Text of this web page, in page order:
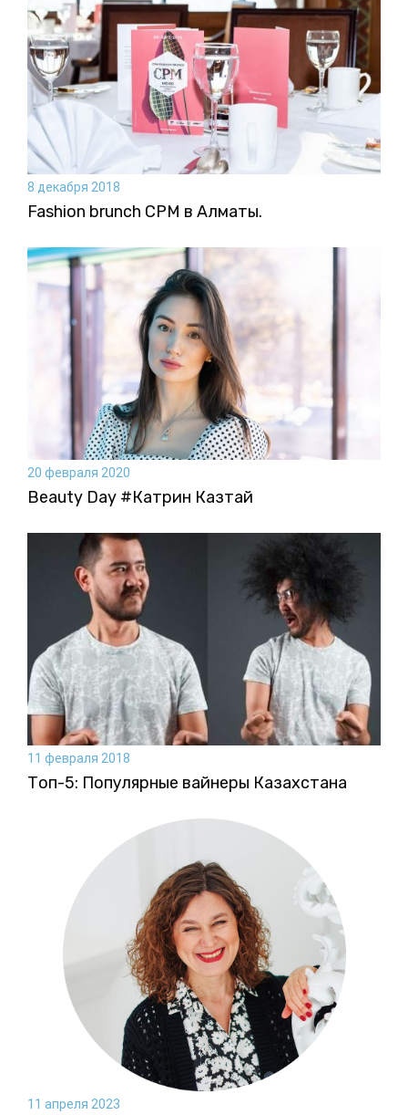
8 декабря 2018
Fashion brunch CPM в Алматы.
20 февраля 2020
Beauty Day #Катрин Казтай
11 февраля 2018
Топ-5: Популярные вайнеры Казахстана
11 апреля 2023